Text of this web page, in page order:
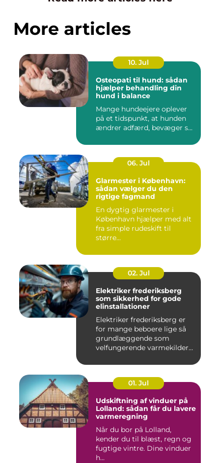
More articles
10. Jul
Osteopati til hund: sådan
hjælper behandling din
hund i balance
Mange hundeejere oplever
på et tidspunkt, at hunden
ændrer adfærd, bevæger s...
06. Jul
Glarmester i København:
sådan vælger du den
rigtige fagmand
En dygtig glarmester i
København hjælper med alt
fra simple rudeskift til
større...
02. Jul
Elektriker frederiksberg
som sikkerhed for gode
elinstallationer
Elektriker frederiksberg er
for mange beboere lige så
grundlæggende som
velfungerende varmekilder
01. Jul
Udskiftning af vinduer på
Lolland: sådan får du lavere
varmeregning
Når du bor på Lolland,
kender du til blæst, regn og
fugtige vintre. Dine vinduer
h...